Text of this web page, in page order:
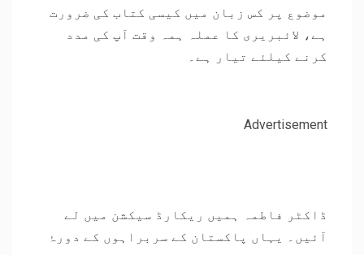
موضوع پر کس زبان میں کیسی کتاب کی ضرورت
ہے، لائبریری کا عملہ ہمہ وقت آپ کی مدد
کرنے کیلئے تیار ہے۔
Advertisement
ڈاکٹر فاطمہ ہمیں ریکارڈ سیکشن میں لے
آئیں۔ یہاں پاکستان کے سربراہوں کے دورۂ